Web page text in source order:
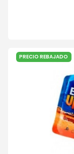
PRECIO REBAJADO